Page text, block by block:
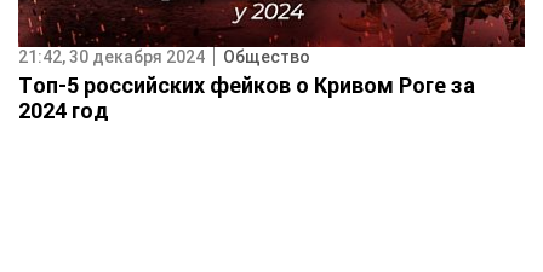
21:42, 30 декабря 2024 Общество
Топ-5 российских фейков о Кривом Роге за
2024 год